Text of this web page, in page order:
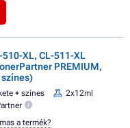
XL, CL-511-XL
PREMIUM,
színes)
+ színes
2x12ml
a termék?